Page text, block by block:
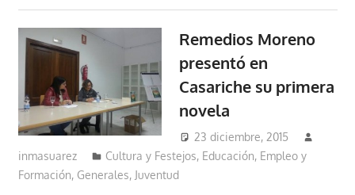
Remedios Moreno
presentó en
Casariche su primera
novela
23 diciembre, 2015
inmasuarez
Cultura y Festejos, Educación, Empleo y
Formación, Generales, Juventud